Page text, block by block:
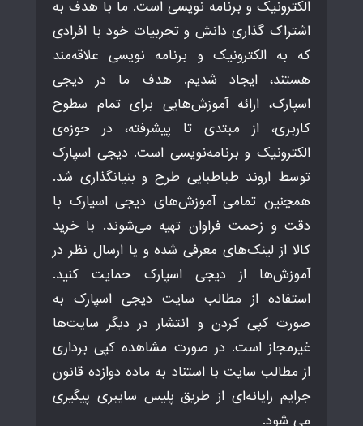
الکترونیک و برنامه نویسی است. ما با هدف به
اشتراک گذاری دانش و تجربیات خود با افرادی
که به الکترونیک و برنامه نویسی علاقه‌مند
هستند، ایجاد شدیم. هدف ما در دیجی
اسپارک، ارائه آموزش‌هایی برای تمام سطوح
کاربری، از مبتدی تا پیشرفته، در حوزه‌ی
الکترونیک و برنامه‌نویسی است. دیجی اسپارک
توسط اروند طباطبایی طرح و بنیانگذاری شد.
همچنین تمامی آموزش‌های دیجی اسپارک با
دقت و زحمت فراوان تهیه می‌شوند. با خرید
کالا از لینک‌های معرفی شده و یا ارسال نظر در
آموزش‌ها از دیجی اسپارک حمایت کنید.
استفاده از مطالب سایت دیجی اسپارک به
صورت کپی کردن و انتشار در دیگر سایت‌ها
غیرمجاز است. در صورت مشاهده کپی برداری
از مطالب سایت با استناد به ماده دوازده قانون
جرایم رایانه‌ای از طریق پلیس سایبری پیگیری
می شود.